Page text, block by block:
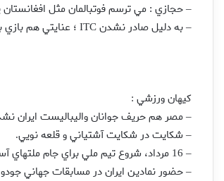
– حجازي : مي ترسم فوتبالمان مثل افغانستان
– به دليل صادر نشدن ؛ عنايتي هم
کيهان ورزشي :
– مصر هم حريف جوانان واليباليست ايران
– شكايت در شكايت آشتياني و قلعه نويي.
– 16
مرداد، شروع تيم ملي براي جام ملتهاي
– حضور نمادين ايران در مسابقات جهاني جودو